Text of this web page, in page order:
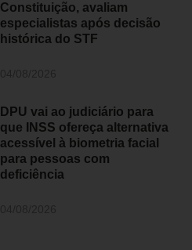
Constituição, avaliam
especialistas após decisão
histórica do STF
DPU vai ao judiciário para
que INSS ofereça alternativa
acessível à biometria facial
para pessoas com
deficiência